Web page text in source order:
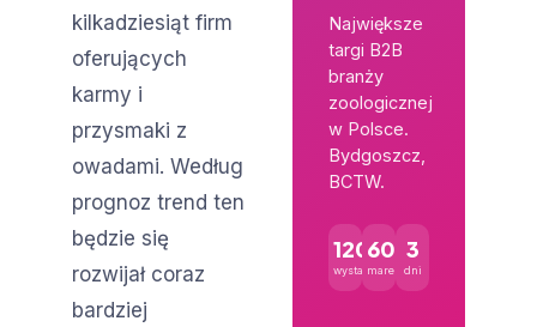
kilkadziesiąt firm
oferujących
karmy i
przysmaki z
owadami. Według
prognoz trend ten
będzie się
rozwijał coraz
bardziej
Największe
targi B2B
branży
zoologicznej
w Polsce.
Bydgoszcz,
BCTW.
120+
wystawców
600+
marek
3
dni